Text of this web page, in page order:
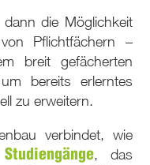
die Möglichkeit
Pflichtfächern –
breit gefächerten
bereits erlerntes
zu erweitern.
verbindet, wie
, das